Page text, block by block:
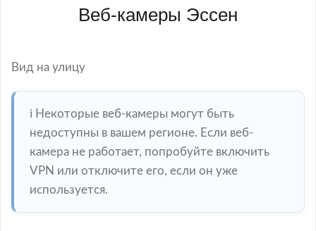
Веб-камеры Эссен
Вид на улицу
ℹ️ Некоторые веб-камеры могут быть
недоступны в вашем регионе. Если веб-
камера не работает, попробуйте включить
VPN или отключите его, если он уже
используется.